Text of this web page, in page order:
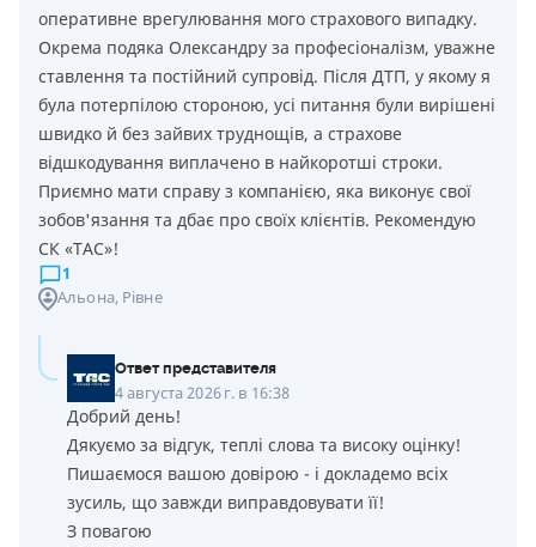
оперативне врегулювання мого страхового випадку.
Окрема подяка Олександру за професіоналізм, уважне
ставлення та постійний супровід. Після ДТП, у якому я
була потерпілою стороною, усі питання були вирішені
швидко й без зайвих труднощів, а страхове
відшкодування виплачено в найкоротші строки.
Приємно мати справу з компанією, яка виконує свої
зобов'язання та дбає про своїх клієнтів. Рекомендую
СК «ТАС»!
1
Альона, Рівне
Ответ представителя
4 августа 2026 г. в 16:38
Добрий день!
Дякуємо за відгук, теплі слова та високу оцінку!
Пишаємося вашою довірою - і докладемо всіх
зусиль, що завжди виправдовувати її!
З повагою